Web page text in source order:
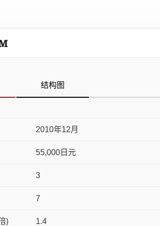
结构图
2010年12月
55,000日元
3
7
) 1.4